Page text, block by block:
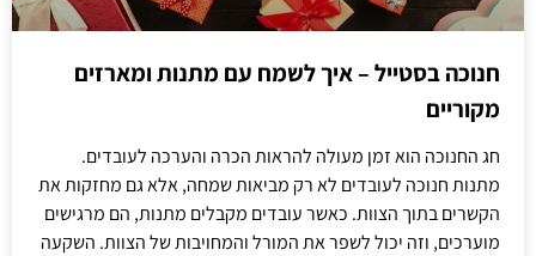
חנוכה בסטייל – איך לשמח עם מתנות ומארזים
מקוריים
חג החנוכה הוא זמן מעולה להראות הכרה והערכה לעובדים.
מתנות חנוכה לעובדים לא רק מביאות שמחה, אלא גם מחזקות את
הקשרים בתוך הצוות. כאשר עובדים מקבלים מתנות, הם מרגישים
מוערכים, וזה יכול לשפר את המורל והמחויבות של הצוות. השקעה